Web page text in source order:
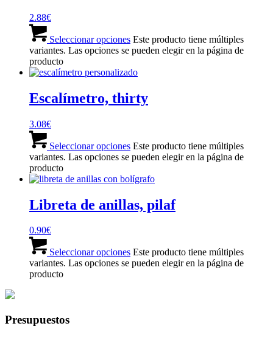
2.88€
Seleccionar opciones Este producto tiene múltiples
variantes. Las opciones se pueden elegir en la página de
producto
Escalímetro, thirty
3.08€
Seleccionar opciones Este producto tiene múltiples
variantes. Las opciones se pueden elegir en la página de
producto
Libreta de anillas, pilaf
0.90€
Seleccionar opciones Este producto tiene múltiples
variantes. Las opciones se pueden elegir en la página de
producto
Presupuestos